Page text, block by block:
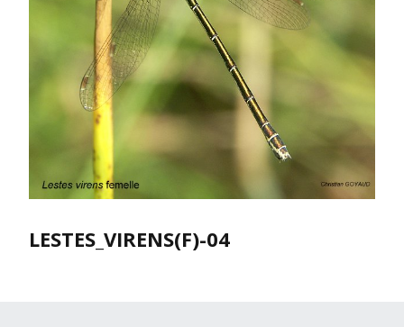
LESTES_VIRENS(F)-04